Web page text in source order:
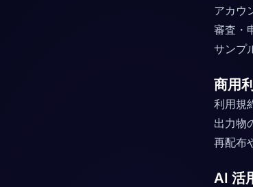
アカウ
審査・
サンプ
商用
利用規
出力物
再配布
AI 活